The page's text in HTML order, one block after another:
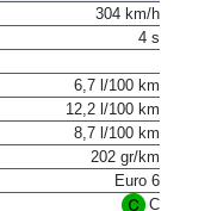
304 km/h
6,7 l/100 km
12,2 l/100 km
8,7 l/100 km
202 gr/km
Euro 6